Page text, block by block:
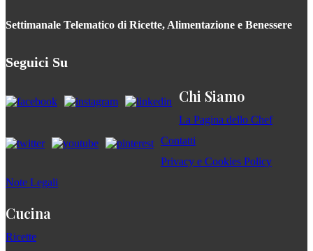
Settimanale Telematico di Ricette, Alimentazione e Benessere
Seguici Su
Chi Siamo
La Pagina dello Chef
Contatti
Privacy e Cookies Policy
Note Legali
Cucina
Ricette